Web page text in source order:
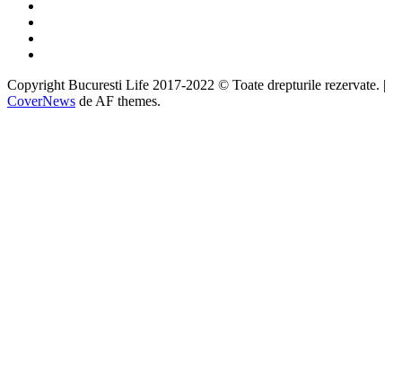
Copyright Bucuresti Life 2017-2022 © Toate drepturile rezervate. |
CoverNews de AF themes.